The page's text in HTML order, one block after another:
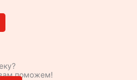
поможем!